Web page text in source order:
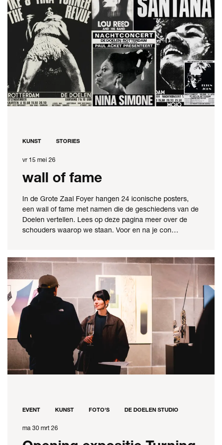
vr 15 mei 26
wall of fame
In de Grote Zaal Foyer hangen 24 iconische posters,
een wall of fame met namen die de geschiedens van de
Doelen vertellen. Lees op deze pagina meer over de
schouders waarop we staan. Voor en na je con…
KUNST STORIES
ma 30 mrt 26
EVENT KUNST FOTO'S DE DOELEN STUDIO